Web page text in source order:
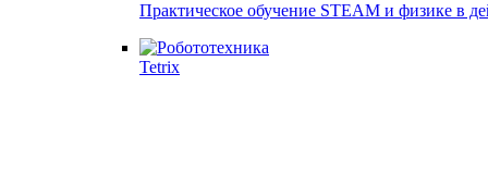
Практическое обучение STEAM и физике в